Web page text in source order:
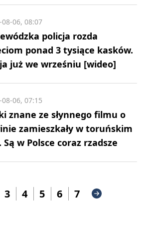
policja rozda
ponad 3 tysiące kasków.
już we wrześniu [wideo]
08-06, 08:07
znane ze słynnego filmu o
zamieszkały w toruńskim
Są w Polsce coraz rzadsze
08-06, 07:15
3 4 5 6 7